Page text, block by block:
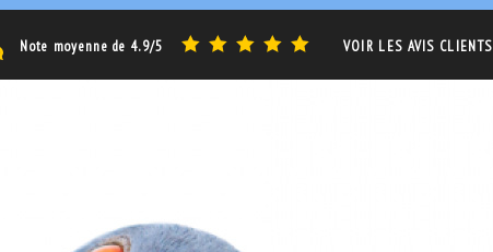
Note moyenne de4.9/5 VOIR LES AVIS CLIENTS